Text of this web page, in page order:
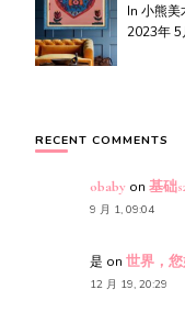
In 小熊
2023年 5
RECENT COMMENTS
obaby on 基础
9 月 1, 09:04
是 on 世界，您
12 月 19, 20:29